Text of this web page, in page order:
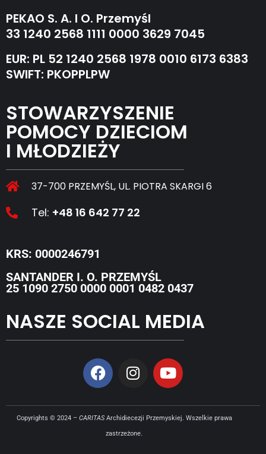
PEKAO S. A. I O. Przemyśl
33 1240 2568 1111 0000 3629 7045
EUR: PL 52 1240 2568 1978 0010 6173 6383
SWIFT: PKOPPLPW
STOWARZYSZENIE
POMOCY DZIECIOM
I MŁODZIEŻY
37-700 PRZEMYŚL, UL. PIOTRA SKARGI 6
Tel: +48 16 642 77 22
KRS: 0000246791
SANTANDER I. O. PRZEMYŚL
25 1090 2750 0000 0001 0482 0437
NASZE SOCIAL MEDIA
Copyrights © 2024 – CARITASArchidiecezji Przemyskiej. Wszelkie prawa
zastrzeżone.